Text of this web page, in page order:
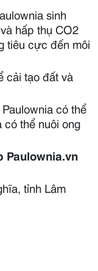
sinh
hấp thụ CO2
tiêu cực đến môi
cải tạo đất và
có thể
thể nuôi ong
Paulownia.vn
tỉnh Lâm